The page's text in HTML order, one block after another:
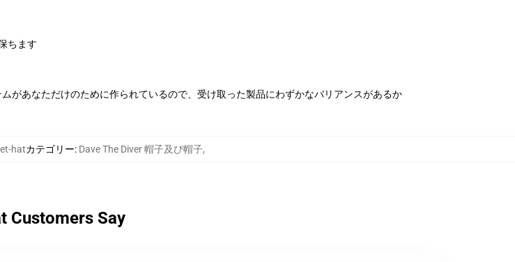
ちます
があなただけのために作られているので、受け取った製品にわずかなバリアンスがあるか
hatカテゴリー: Dave The Diver 帽子及び帽子,
Customers Say